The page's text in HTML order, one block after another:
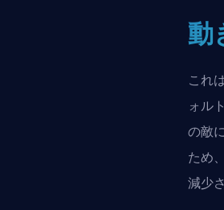
動
これ
ォル
の敵
ため
減少